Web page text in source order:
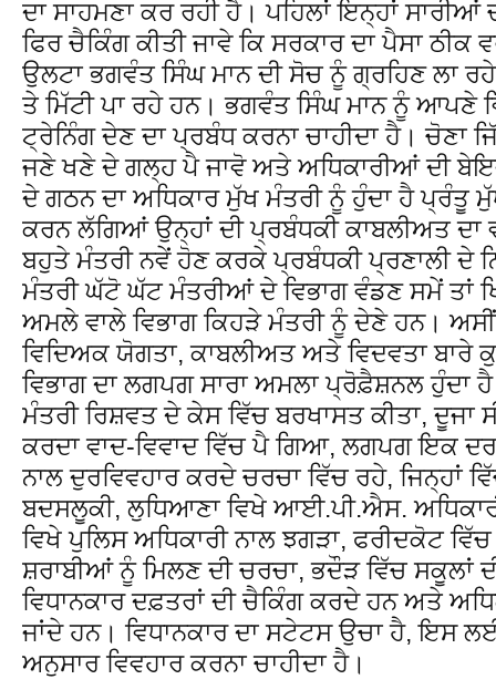
ਦਾ ਸਾਹਮਣਾ ਕਰ ਰਹੀ ਹੈ। ਪਹਿਲਾਂ ਇਨ੍ਹਾਂ ਸਾਰੀਆਂ
ਫਿਰ ਚੈਕਿੰਗ ਕੀਤੀ ਜਾਵੇ ਕਿ ਸਰਕਾਰ ਦਾ ਪੈਸਾ ਠੀਕ
ਉਲਟਾ ਭਗਵੰਤ ਸਿੰਘ ਮਾਨ ਦੀ ਸੋਚ ਨੂੰ ਗ੍ਰਹਿਣ ਲਾ
ਤੇ ਮਿੱਟੀ ਪਾ ਰਹੇ ਹਨ। ਭਗਵੰਤ ਸਿੰਘ ਮਾਨ ਨੂੰ ਆਪਣੇ
ਟ੍ਰੇਨਿੰਗ ਦੇਣ ਦਾ ਪ੍ਰਬੰਧ ਕਰਨਾ ਚਾਹੀਦਾ ਹੈ। ਚੋਣਾ
ਜਣੇ ਖਣੇ ਦੇ ਗਲ੍ਹ ਪੈ ਜਾਵੋ ਅਤੇ ਅਧਿਕਾਰੀਆਂ ਦੀ
ਦੇ ਗਠਨ ਦਾ ਅਧਿਕਾਰ ਮੁੱਖ ਮੰਤਰੀ ਨੂੰ ਹੁੰਦਾ ਹੈ ਪ੍ਰੰਤੂ
ਕਰਨ ਲੱਗਿਆਂ ਉਨ੍ਹਾਂ ਦੀ ਪ੍ਰਬੰਧਕੀ ਕਾਬਲੀਅਤ ਦਾ
ਬਹੁਤੇ ਮੰਤਰੀ ਨਵੇਂ ਹੋਣ ਕਰਕੇ ਪ੍ਰਬੰਧਕੀ ਪ੍ਰਣਾਲੀ ਦੇ
ਮੰਤਰੀ ਘੱਟੋ ਘੱਟ ਮੰਤਰੀਆਂ ਦੇ ਵਿਭਾਗ ਵੰਡਣ ਸਮੇਂ ਤਾਂ
ਅਮਲੇ ਵਾਲੇ ਵਿਭਾਗ ਕਿਹੜੇ ਮੰਤਰੀ ਨੂੰ ਦੇਣੇ ਹਨ।
ਵਿਦਿਅਕ ਯੋਗਤਾ, ਕਾਬਲੀਅਤ ਅਤੇ ਵਿਦਵਤਾ ਬਾਰੇ
ਵਿਭਾਗ ਦਾ ਲਗਪਗ ਸਾਰਾ ਅਮਲਾ ਪ੍ਰੋਫ਼ੈਸ਼ਨਲ
ਮੰਤਰੀ ਰਿਸ਼ਵਤ ਦੇ ਕੇਸ ਵਿੱਚ ਬਰਖਾਸਤ ਕੀਤਾ, ਦੂਜਾ
ਕਰਦਾ ਵਾਦ-ਵਿਵਾਦ ਵਿੱਚ ਪੈ ਗਿਆ, ਲਗਪਗ ਇਕ
ਨਾਲ ਦੁਰਵਿਵਹਾਰ ਕਰਦੇ ਚਰਚਾ ਵਿੱਚ ਰਹੇ, ਜਿਨ੍ਹਾਂ
ਬਦਸਲੂਕੀ, ਲੁਧਿਆਣਾ ਵਿਖੇ ਆਈ.ਪੀ.ਐਸ.
ਵਿਖੇ ਪੁਲਿਸ ਅਧਿਕਾਰੀ ਨਾਲ ਝਗੜਾ, ਫਰੀਦਕੋਟ
ਸ਼ਰਾਬੀਆਂ ਨੂੰ ਮਿਲਣ ਦੀ ਚਰਚਾ, ਭਦੌੜ ਵਿੱਚ
ਵਿਧਾਨਕਾਰ ਦਫ਼ਤਰਾਂ ਦੀ ਚੈਕਿੰਗ ਕਰਦੇ ਹਨ ਅਤੇ
ਜਾਂਦੇ ਹਨ। ਵਿਧਾਨਕਾਰ ਦਾ ਸਟੇਟਸ ਉਚਾ ਹੈ, ਇਸ
ਅਨੁਸਾਰ ਵਿਵਹਾਰ ਕਰਨਾ ਚਾਹੀਦਾ ਹੈ।